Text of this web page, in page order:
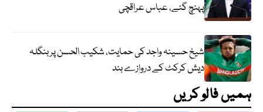
پہنچ گئے، عباس عراقچی
شیخ حسینہ واجد کی حمایت، شکیب الحسن پر بنگلہ
دیش کرکٹ کے دروازے بند
ہمیں فالو کریں